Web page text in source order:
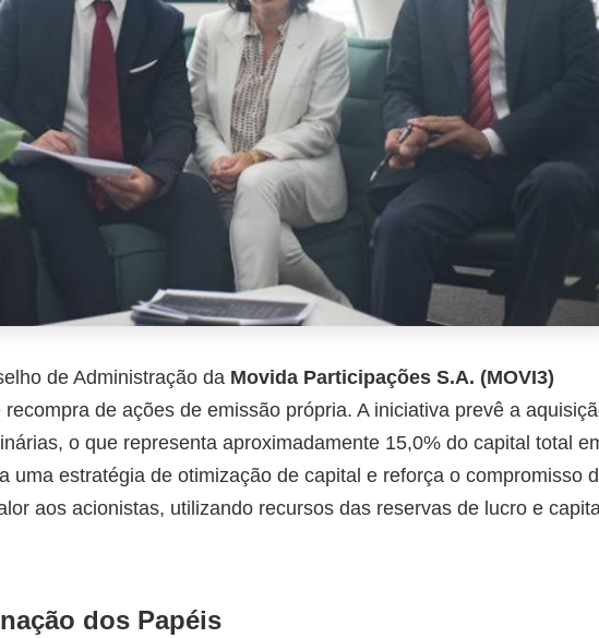
de Administração da Movida Participações S.A. (MOVI3)
de ações de emissão própria. A iniciativa prevê a
o que representa aproximadamente 15,0% do capital total
uma estratégia de otimização de capital e reforça o compromisso
aos acionistas, utilizando recursos das reservas de lucro e
dos Papéis